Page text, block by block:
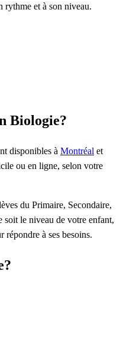
rythme et à son niveau.
Biologie?
disponibles à Montréal et
ou en ligne, selon votre
du Primaire, Secondaire,
le niveau de votre enfant,
répondre à ses besoins.